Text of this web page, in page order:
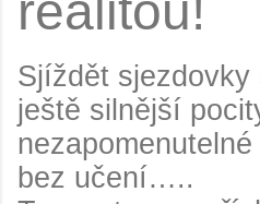
realitou!
Sjíždět
ještě silnější
bez učení…..